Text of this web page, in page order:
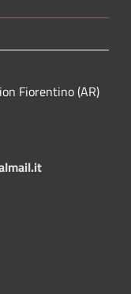
Fiorentino (AR)